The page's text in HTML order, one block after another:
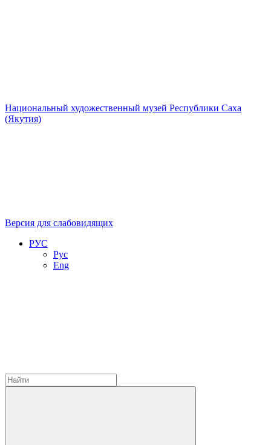
Национальный художественный музей Республики Саха
(Якутия)
Версия для слабовидящих
РУС
Рус
Eng